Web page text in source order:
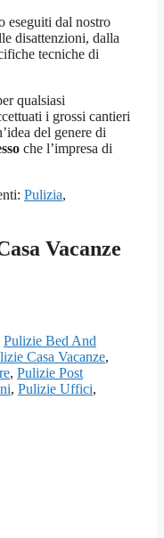
eseguiti dal nostro
disattenzioni, dalla
tecniche di
qualsiasi
i grossi cantieri
del genere di
che l’impresa di
Pulizia,
Vacanze
Pulizie Bed And
Casa Vacanze,
, Pulizie Post
, Pulizie Uffici,